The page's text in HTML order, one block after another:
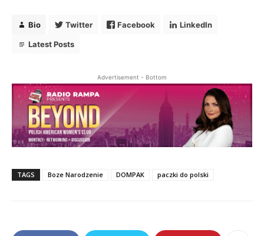
Bio Twitter Facebook LinkedIn
Latest Posts
Advertisement - Bottom
TAGS Boze Narodzenie DOMPAK paczki do polski